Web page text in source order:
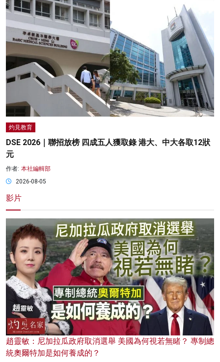
灼見教育
DSE 2026｜聯招放榜 四成五人獲取錄 港大、中大各取12狀
元
作者: 本社編輯部
2026-08-05
影片
趙靈敏：尼加拉瓜政府取消選舉 美國為何視若無睹？ 專制總
統奧爾特加是如何養成的？